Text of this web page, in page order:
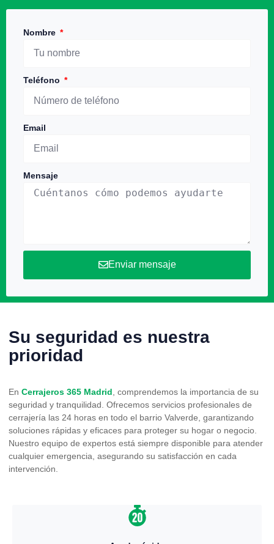
Nombre
Teléfono
Email
Mensaje
Enviar mensaje
Su seguridad es nuestra
prioridad
En Cerrajeros 365 Madrid , comprendemos la importancia de su
seguridad y tranquilidad. Ofrecemos servicios profesionales de
cerrajería las 24 horas en todo el barrio Valverde, garantizando
soluciones rápidas y eficaces para proteger su hogar o negocio.
Nuestro equipo de expertos está siempre disponible para atender
cualquier emergencia, asegurando su satisfacción en cada
intervención.